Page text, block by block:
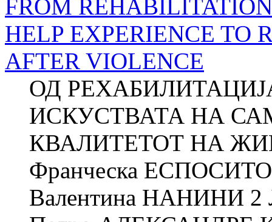
FROM
HELP EXPERIENCE TO
AFTER VIOLENCE
ОД
ИСКУСТВАТА НА
КВАЛИТЕТОТ НА
Франческа
Валентина НАНИНИ